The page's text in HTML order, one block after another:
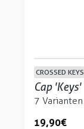
CROSSED KEYS
Cap 'Keys'
7 Varianten
19,90 €